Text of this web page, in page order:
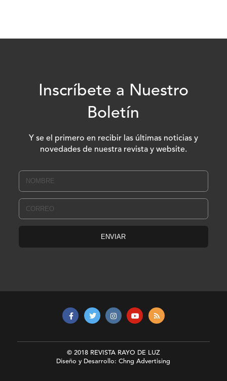
Inscríbete a Nuestro
Boletín
Y se el primero en recibir las últimas noticias y
novedades de nuestra revista y website.
© 2018 REVISTA RAYO DE LUZ
Diseño y Desarrollo: Chng Advertising